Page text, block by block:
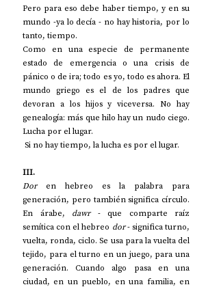
Pero para eso debe haber tiempo, y en su
mundo -ya lo decía - no hay historia, por lo
tanto, tiempo.
Como en una especie de permanente
estado de emergencia o una crisis de
pánico o de ira; todo es yo, todo es ahora. El
mundo griego es el de los padres que
devoran a los hijos y viceversa. No hay
genealogía: más que hilo hay un nudo ciego.
Lucha por el lugar.
Si no hay tiempo, la lucha es por el lugar.
III.
Dor en hebreo es la palabra para
generación, pero también significa círculo.
En árabe, dawr - que comparte raíz
semítica con el hebreo dor - significa turno,
vuelta, ronda, ciclo. Se usa para la vuelta del
tejido, para el turno en un juego, para una
generación. Cuando algo pasa en una
ciudad, en un pueblo, en una familia, en